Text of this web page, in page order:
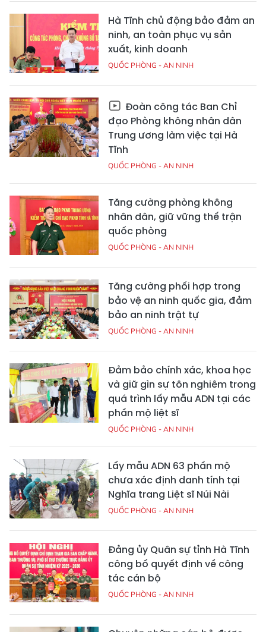
Hà Tĩnh chủ động bảo đảm an
ninh, an toàn phục vụ sản
xuất, kinh doanh
QUỐC PHÒNG - AN NINH
Đoàn công tác Ban Chỉ
đạo Phòng không nhân dân
Trung ương làm việc tại Hà
Tĩnh
QUỐC PHÒNG - AN NINH
Tăng cường phòng không
nhân dân, giữ vững thế trận
quốc phòng
QUỐC PHÒNG - AN NINH
Tăng cường phối hợp trong
bảo vệ an ninh quốc gia, đảm
bảo an ninh trật tự
QUỐC PHÒNG - AN NINH
Đảm bảo chính xác, khoa học
và giữ gìn sự tôn nghiêm trong
quá trình lấy mẫu ADN tại các
phần mộ liệt sĩ
QUỐC PHÒNG - AN NINH
Lấy mẫu ADN 63 phần mộ
chưa xác định danh tính tại
Nghĩa trang Liệt sĩ Núi Nài
QUỐC PHÒNG - AN NINH
Đảng ủy Quân sự tỉnh Hà Tĩnh
công bố quyết định về công
tác cán bộ
QUỐC PHÒNG - AN NINH